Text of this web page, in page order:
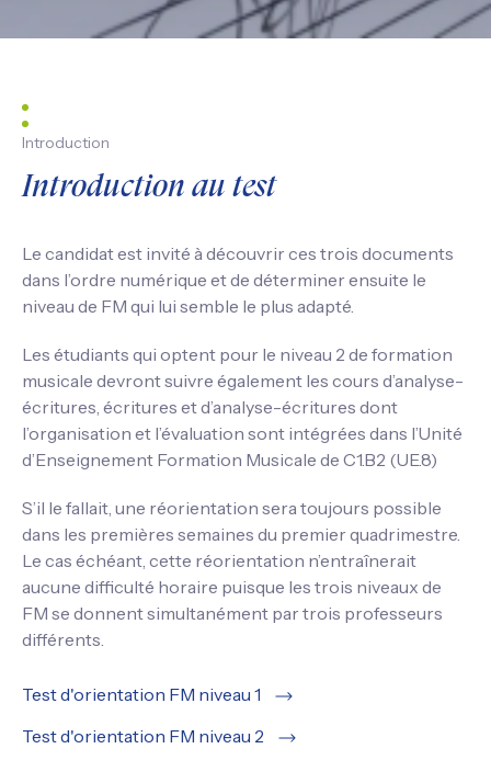
Introduction
Introduction au test
Le candidat est invité à découvrir ces trois documents
dans l’ordre numérique et de déterminer ensuite le
niveau de FM qui lui semble le plus adapté.
Les étudiants qui optent pour le niveau 2 de formation
musicale devront suivre également les cours d’analyse-
écritures, écritures et d’analyse-écritures dont
l’organisation et l’évaluation sont intégrées dans l’Unité
d’Enseignement Formation Musicale de C1.B2 (UE.8)
S’il le fallait, une réorientation sera toujours possible
dans les premières semaines du premier quadrimestre.
Le cas échéant, cette réorientation n’entraînerait
aucune difficulté horaire puisque les trois niveaux de
FM se donnent simultanément par trois professeurs
différents.
Test d'orientation FM niveau 1
Test d'orientation FM niveau 2